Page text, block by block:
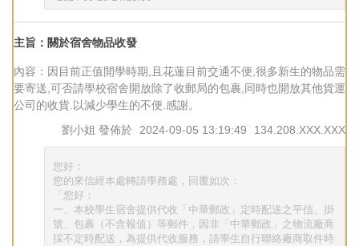
主旨：關於宿舍物品收發
內容：因目前正值開學時期,且花蓮目前交通不便,很多新生的物品需
要寄送,可否請學校宿舍開放除了收郵局的包裹,同時也開放其他貨運
公司的收貨.以減少學生的不便.感謝。
劉小姐 發佈於 2024-09-05 13:19:49 134.208.XXX.XXX
您好：
您的來信經本處轉請學務處，回覆如次：
「您好：
一、本校學生宿舍提供代收「中華郵政」定時配送之平信、掛
號、包裹（不含報值）等郵件，因非「中華郵政」之物流廠商
採不定時配送，為提供代收服務，請學生自行聯絡廠商取件時